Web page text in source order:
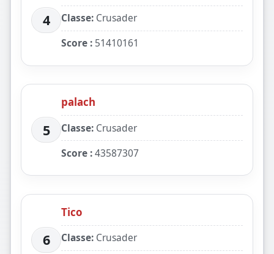
4 Classe: Crusader
Score : 51410161
5
palach
Classe: Crusader
Score :43587307
6
Tico
Classe: Crusader